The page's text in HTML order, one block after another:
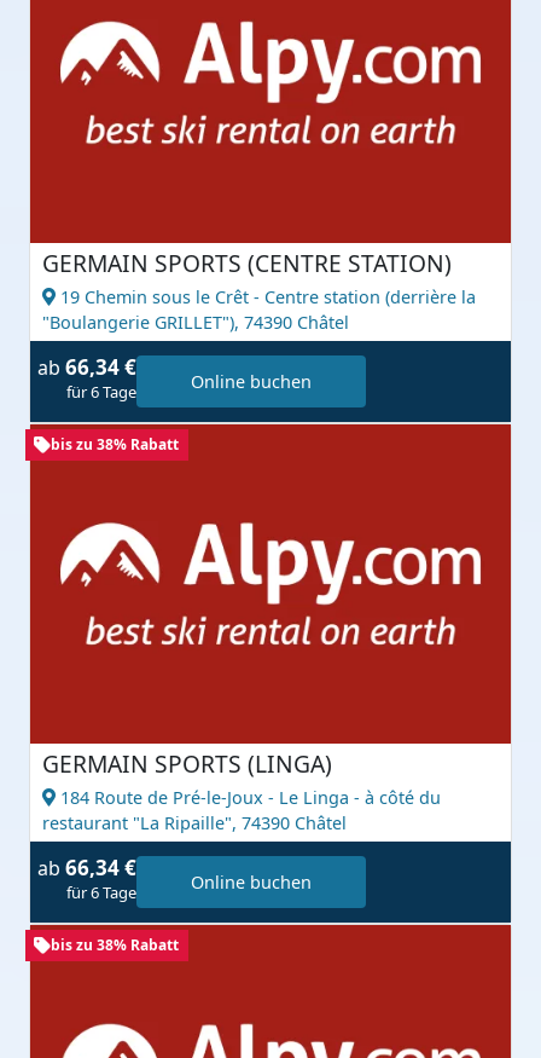
GERMAIN SPORTS (CENTRE STATION)
19 Chemin sous le Crêt - Centre station (derrière la
"Boulangerie GRILLET"), 74390 Châtel
ab 66,34 €
für 6 Tage Online buchen
bis zu 38% Rabatt
GERMAIN SPORTS (LINGA)
184 Route de Pré-le-Joux - Le Linga - à côté du
restaurant "La Ripaille", 74390 Châtel
ab 66,34 €
für 6 Tage Online buchen
bis zu 38% Rabatt